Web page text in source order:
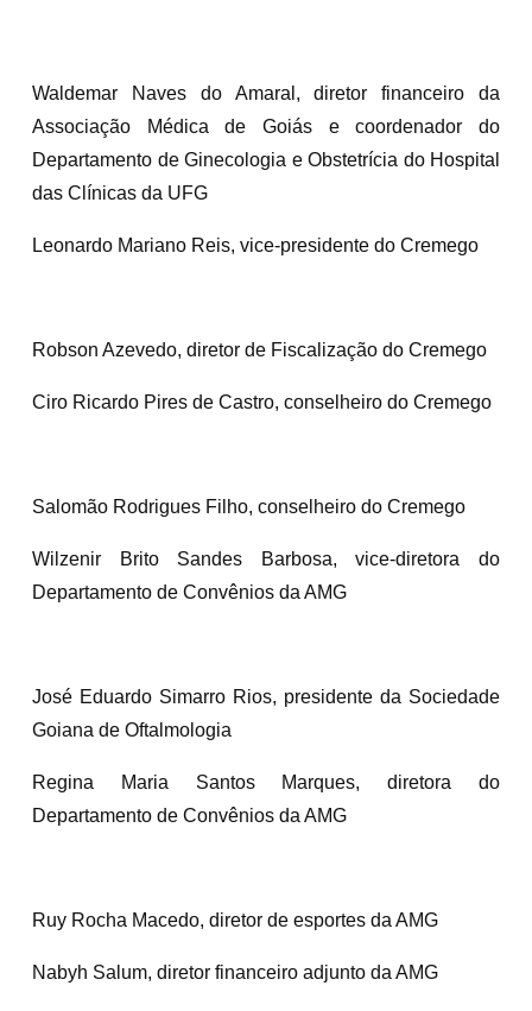
Waldemar Naves do Amaral, diretor financeiro da
Associação Médica de Goiás e coordenador do
Departamento de Ginecologia e Obstetrícia do Hospital
das Clínicas da UFG
Leonardo Mariano Reis, vice-presidente do Cremego
Robson Azevedo, diretor de Fiscalização do Cremego
Ciro Ricardo Pires de Castro, conselheiro do Cremego
Salomão Rodrigues Filho, conselheiro do Cremego
Wilzenir Brito Sandes Barbosa, vice-diretora do
Departamento de Convênios da AMG
José Eduardo Simarro Rios, presidente da Sociedade
Goiana de Oftalmologia
Regina Maria Santos Marques, diretora do
Departamento de Convênios da AMG
Ruy Rocha Macedo, diretor de esportes da AMG
Nabyh Salum, diretor financeiro adjunto da AMG